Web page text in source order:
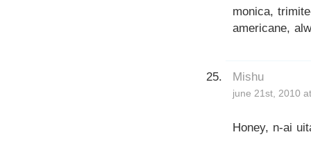
monica,
americane,
Mishu
june 21st, 2010
Honey, n-ai